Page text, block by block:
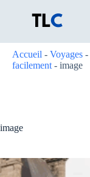
Accueil - Voyages -
facilement - image
image